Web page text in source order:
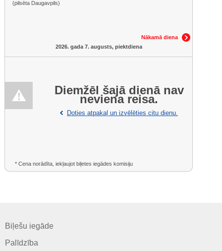
(pilsēta Daugavpils)
Nākamā diena
2026. gada 7. augusts, piektdiena
Diemžēl šajā dienā nav
neviena reisa.
Doties atpakaļ un izvēlēties citu dienu.
* Cena norādīta, iekļaujot biļetes iegādes komisiju
Biļešu iegāde
Palīdzība